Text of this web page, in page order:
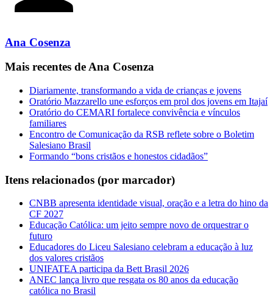
Ana Cosenza
Mais recentes de Ana Cosenza
Diariamente, transformando a vida de crianças e jovens
Oratório Mazzarello une esforços em prol dos jovens em Itajaí
Oratório do CEMARI fortalece convivência e vínculos
familiares
Encontro de Comunicação da RSB reflete sobre o Boletim
Salesiano Brasil
Formando “bons cristãos e honestos cidadãos”
Itens relacionados (por marcador)
CNBB apresenta identidade visual, oração e a letra do hino da
CF 2027
Educação Católica: um jeito sempre novo de orquestrar o
futuro
Educadores do Liceu Salesiano celebram a educação à luz
dos valores cristãos
UNIFATEA participa da Bett Brasil 2026
ANEC lança livro que resgata os 80 anos da educação
católica no Brasil